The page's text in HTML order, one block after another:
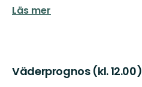
Läs mer
Väderprognos (kl. 12.00)